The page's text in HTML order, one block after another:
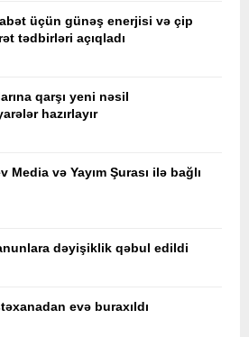
üçün günəş enerjisi və çip
tədbirləri açıqladı
qarşı yeni nəsil
hazırlayır
və Yayım Şurası ilə bağlı
dəyişiklik qəbul edildi
evə buraxıldı